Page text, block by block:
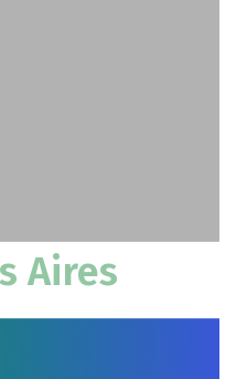
Aires